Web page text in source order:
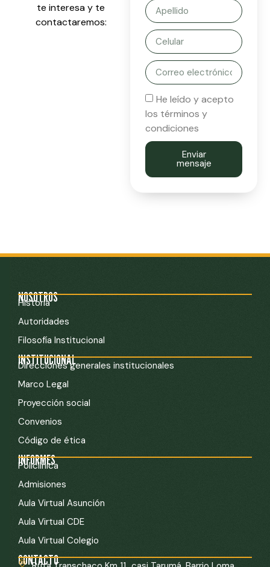
te interesa y te
contactaremos:
He leído y acepto
los términos y
condiciones
Enviar
mensaje
NOSOTROS
Historia
Autoridades
Filosofía Institucional
INSTITUCIONAL
Direcciones generales institucionales
Marco Legal
Proyección social
Convenios
Código de ética
INFORMES
Policlínica
Admisiones
Aula Virtual Asunción
Aula Virtual CDE
Aula Virtual Colegio
CONTACTO